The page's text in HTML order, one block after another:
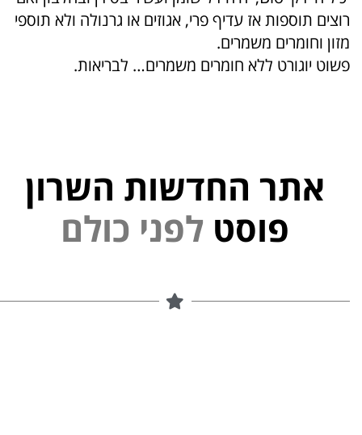
רוצים תוספות אז עדיף פרי, אגוזים או גרנולה ולא תוספי
מזון וחומרים משמרים.
פשוט יוגורט ללא חומרים משמרים… לבריאות.
אתר החדשות השרון
פוסט
ל ם